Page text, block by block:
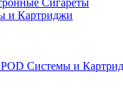
Сигареты
и Картриджи
POD Системы и